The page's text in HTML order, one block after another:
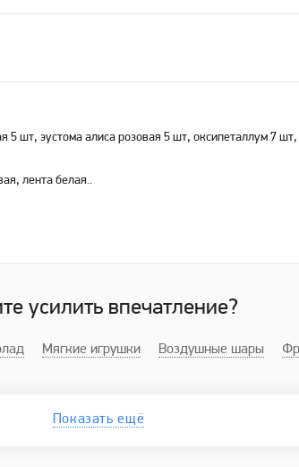
5 шт, эустома алиса розовая 5 шт, оксипеталлум 7
лента белая..
усилить впечатление?
Мягкие игрушки Воздушные шары
Показать ещё